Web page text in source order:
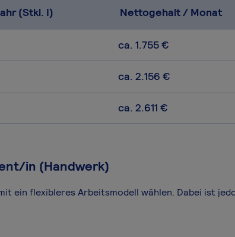
(Stkl. I) Nettogehalt / Monat
ca. 1.755 €
ca. 2.156 €
ca. 2.611 €
in (Handwerk)
ein flexibleres Arbeitsmodell wählen. Dabei ist